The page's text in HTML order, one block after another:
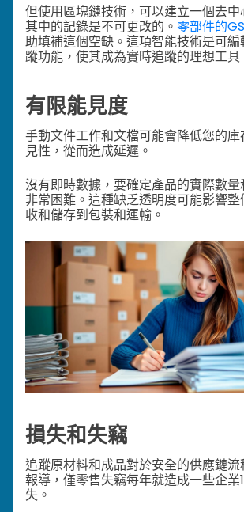
但使用區塊鏈技術，可以建立一個去中
其中的記錄是不可更改的。 零部件的
助填補這個空缺。這項智能技術是可
蹤功能，使其成為實時追蹤的理想工具
有限能見度
手動文件工作和文檔可能會降低您的
見性，從而造成延遲。
沒有即時數據，要確定產品的實際數
非常困難。這種缺乏透明度可能影響
收和儲存到包裝和運輸。
損失和失竊
追蹤原材料和成品對於安全的供應鏈
報導，僅零售失竊每年就造成一些企業
失。